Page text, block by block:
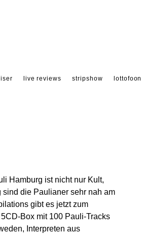
live reviews stripshow lottofoon
Hamburg ist nicht nur Kult,
sind die Paulianer sehr nah am
gibt es jetzt zum
Box mit 100 Pauli-Tracks
Interpreten aus